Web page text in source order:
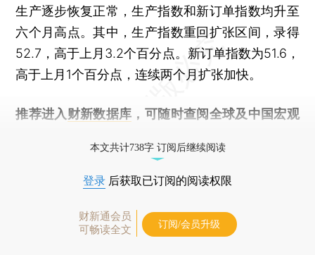
生产逐步恢复正常，生产指数和新订单指数均升至
六个月高点。其中，生产指数重回扩张区间，录得
52.7，高于上月3.2个百分点。新订单指数为51.6，
高于上月1个百分点，连续两个月扩张加快。
推荐进入 财新数据库 ，可随时查阅全球及中国宏观
本文共计738字 订阅后继续阅读
登录 后获取已订阅的阅读权限
财新通会员
可畅读全文
订阅/会员升级